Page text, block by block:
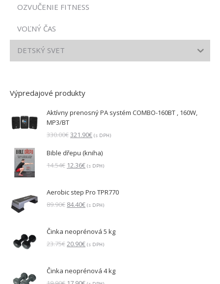
OZVUČENIE FITNESS
VOĽNÝ ČAS
DETSKÝ SVET
Výpredajové produkty
Aktívny prenosný PA systém COMBO-160BT , 160W,
MP3/BT
330.00€Pôvodná
bola:
330.00€.
321.90€Aktuálna
je:
321.90€.
(s DPH)
Bible dřepu (kniha)
14.54€ Pôvodná
14.54€.
12.36€Aktuálna
12.36€.
(s DPH)
Aerobic step Pro TPR770
89.90€ Pôvodná
89.90€.
84.40€Aktuálna
84.40€.
(s DPH)
Činka neoprénová 5 kg
23.75€ Pôvodná
23.75€.
20.90€Aktuálna
20.90€.
(s DPH)
Činka neoprénová 4 kg